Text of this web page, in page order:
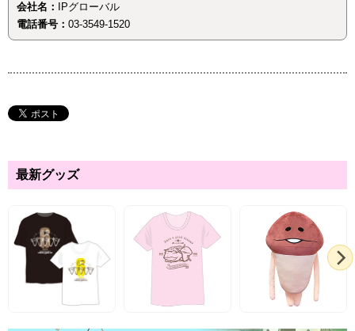
会社名：
IPグローバル
電話番号： 03-3549-1520
最新グッズ